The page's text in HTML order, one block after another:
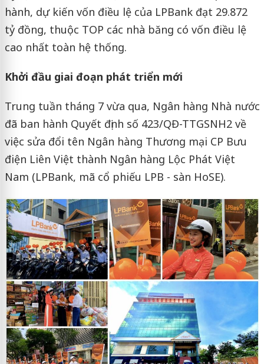
hành, dự kiến vốn điều lệ của LPBank đạt 29.872
tỷ đồng, thuộc TOP các nhà băng có vốn điều lệ
cao nhất toàn hệ thống.
Khởi đầu giai đoạn phát triển mới
Trung tuần tháng 7 vừa qua, Ngân hàng Nhà nước
đã ban hành Quyết định số 423/QĐ-TTGSNH2 về
việc sửa đổi tên Ngân hàng Thương mại CP Bưu
điện Liên Việt thành Ngân hàng Lộc Phát Việt
Nam (LPBank, mã cổ phiếu LPB - sàn HoSE).